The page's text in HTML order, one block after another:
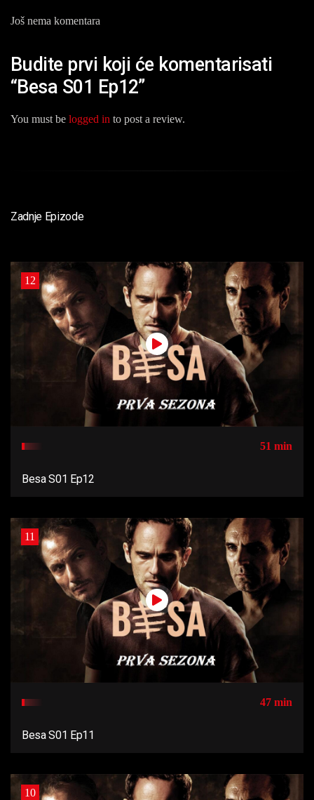
Još nema komentara
Budite prvi koji će komentarisati
“Besa S01 Ep12”
You must be logged in to post a review.
Zadnje Epizode
12
51 min
Besa S01 Ep12
11
47 min
Besa S01 Ep11
10